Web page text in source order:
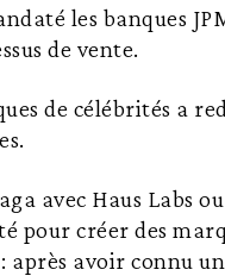
les banques
de vente.
de célébrités a
avec Haus Labs
créer des
après avoir connu